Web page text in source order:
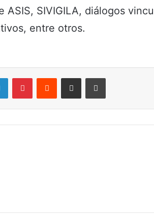
ASIS, SIVIGILA, diálogos
entre otros.
LinkedInPinterestReddit Compartir por correo electrónicoImprimir